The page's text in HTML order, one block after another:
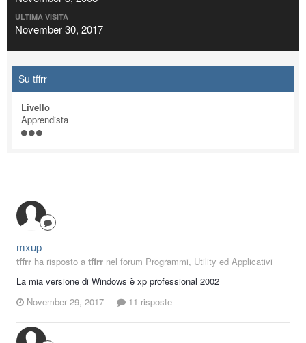
ULTIMA VISITA
November 30, 2017
Su tffrr
Livello
Apprendista
mxup
tffrr ha risposto a tffrr nel forum Programmi, Utility ed Applicativi
La mia versione di Windows è xp professional 2002
November 29, 2017
11 risposte